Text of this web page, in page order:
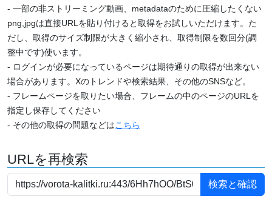
- 一部の非ストリーミング動画、metadataのために圧縮したくない
png,jpgは直接URLを貼り付けると取得をお試しいただけます。た
だし、取得のサイズ制限が大きく縮小され、取得制限を数回分(調
整中です)使います。
- ログインが必要になっているページは期待通りの取得が出来ない
場合があります。Xのトレンドや検索結果、その他のSNSなど。
- フレームページを取りたい場合、フレームの中のページのURLを
指定し保存してください
- その他の取得の問題などはこちら
URLを再検索